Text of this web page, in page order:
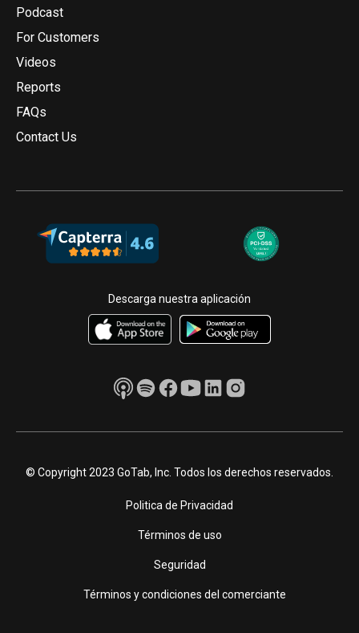
Podcast
For Customers
Videos
Reports
FAQs
Contact Us
Descarga nuestra aplicación
© Copyright 2023 GoTab, Inc. Todos los derechos reservados.
Politica de Privacidad
Términos de uso
Seguridad
Términos y condiciones del comerciante